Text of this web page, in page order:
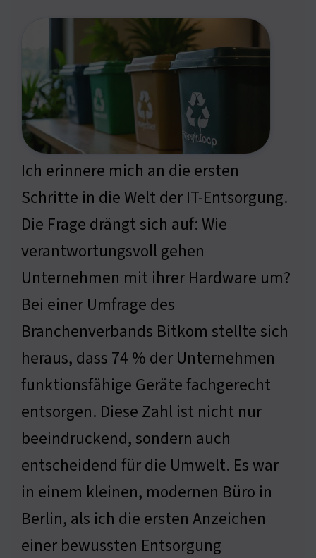
Ich erinnere mich an die ersten
Schritte in die Welt der IT-Entsorgung.
Die Frage drängt sich auf: Wie
verantwortungsvoll gehen
Unternehmen mit ihrer Hardware um?
Bei einer Umfrage des
Branchenverbands Bitkom stellte sich
heraus, dass 74 % der Unternehmen
funktionsfähige Geräte fachgerecht
entsorgen. Diese Zahl ist nicht nur
beeindruckend, sondern auch
entscheidend für die Umwelt. Es war
in einem kleinen, modernen Büro in
Berlin, als ich die ersten Anzeichen
einer bewussten Entsorgung